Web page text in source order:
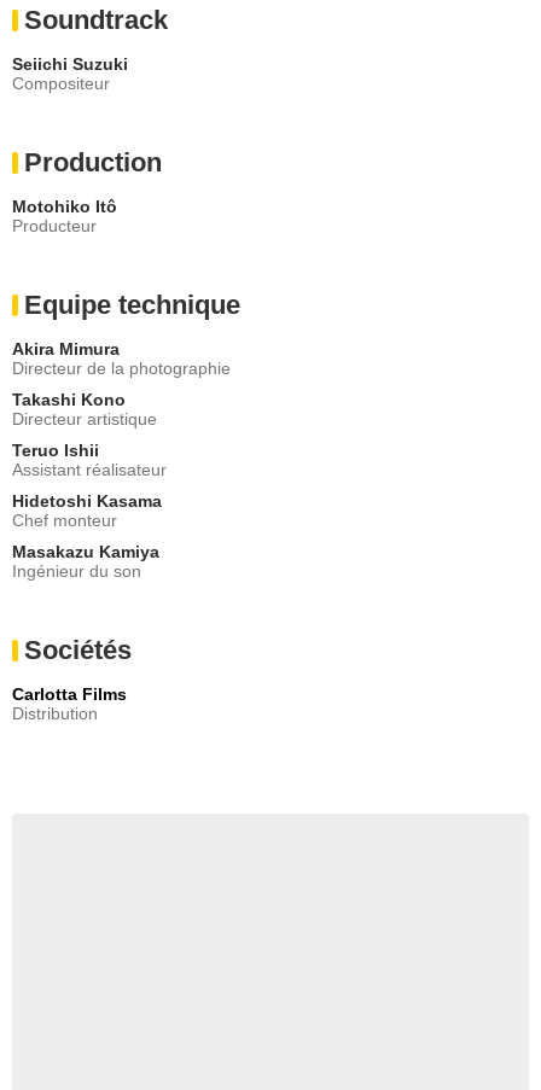
Soundtrack
Seiichi Suzuki
Compositeur
Production
Motohiko Itô
Producteur
Equipe technique
Akira Mimura
Directeur de la photographie
Takashi Kono
Directeur artistique
Teruo Ishii
Assistant réalisateur
Hidetoshi Kasama
Chef monteur
Masakazu Kamiya
Ingénieur du son
Sociétés
Carlotta Films
Distribution